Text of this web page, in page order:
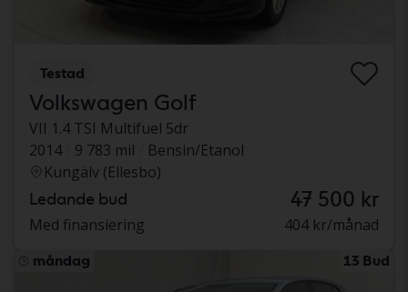
Testad
Volkswagen Golf
VII 1.4 TSI Multifuel 5dr
2014
9 783 mil
Bensin/Etanol
Kungälv (Ellesbo)
Ledande bud 47 500 kr
Med finansiering 404 kr/månad
måndag 13 Bud